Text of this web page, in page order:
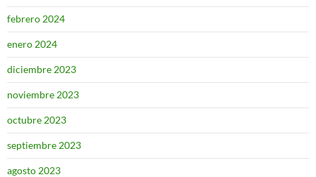
febrero 2024
enero 2024
diciembre 2023
noviembre 2023
octubre 2023
septiembre 2023
agosto 2023